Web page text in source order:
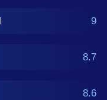
9
8.7
8.6